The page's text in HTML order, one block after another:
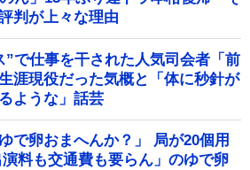
判が上々な理由
”で仕事を干された人気司会者「前
涯現役だった気概と「体に秒針が
ような」話芸
で卵おまへんか？」 局が20個用
料も交通費も要らん」のゆで卵